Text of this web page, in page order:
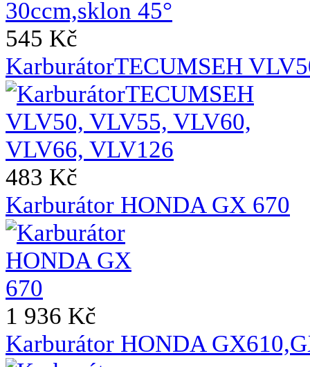
545 Kč
KarburátorTECUMSEH
483 Kč
Karburátor HONDA GX 670
1 936 Kč
Karburátor HONDA